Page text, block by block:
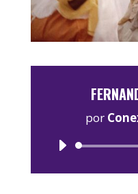
por